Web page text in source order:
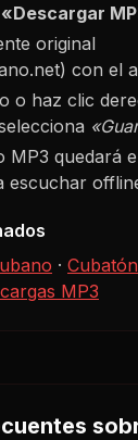
«Descargar
original
con el
o haz clic
MP3 quedará
escuchar
· Cubatón
MP3